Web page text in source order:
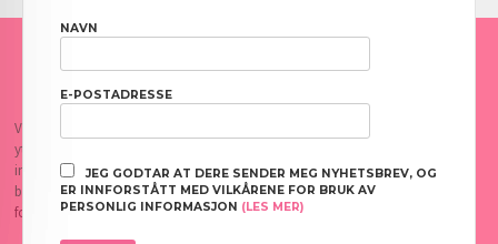
FRAKT KJØPSBETINGELSER SIKKERHET OG PERSONVERN
Vår nettbutikk bruker cookies slik at du får en bedre kjøpsopplevelse og vi kan
yte deg bedre service. Vi bruker cookies hovedsaklig til å lagre
innloggingsdetaljer og huske hva du har puttet i handlekurven din. Fortsett å
bruke siden som normalt om du godtar dette.Les merellerendre innstillinger
for cookies.
NAVN
E-POSTADRESSE
JEG GODTAR AT DERE SENDER MEG NYHETSBREV, OG
ER INNFORSTÅTT MED VILKÅRENE FOR BRUK AV
PERSONLIG INFORMASJON (LES MER)